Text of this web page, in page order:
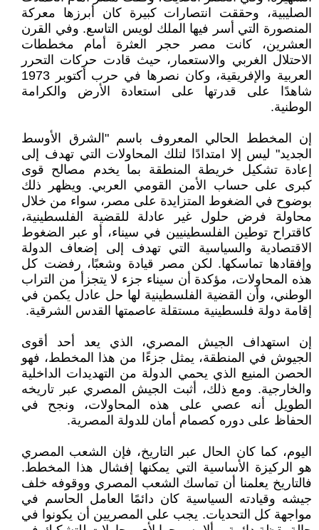
الصليبية، وحققت انتصارات كبيرة كان أبرزها معركة
المنصورة التي أسر فيها الملك لويس التاسع. وفي القرن
العشرين، كانت مصر حجر العثرة أمام مخططات
الاحتلال الغربي والاستعمار، حيث قادت حركات التحرر
العربية والإفريقية، وكان نصرها في حرب أكتوبر 1973
شاهدًا على قدرتها على استعادة الأرض والكرامة
الوطنية.
إن المخطط الحالي المعروف باسم "الشرق الأوسط
الجديد" ليس إلا امتدادًا لتلك المحاولات التي تهدف إلى
إعادة تشكيل خريطة المنطقة بما يخدم مصالح قوى
كبرى على حساب الأمن القومي العربي. ويظهر ذلك
بوضوح في الضغوط المتزايدة على مصر، سواء من خلال
محاولة فرض حلول غير عادلة للقضية الفلسطينية،
كاقتراح توطين الفلسطينيين في سيناء، أو عبر الضغوط
الاقتصادية والسياسية التي تهدف إلى إضعاف الدولة
وإفقادها تماسكها. لكن مصر قيادة وشعبًا، رفضت كل
هذه المحاولات، مؤكدة أن سيناء جزء لا يتجزأ من التراب
الوطني، وأن القضية الفلسطينية لها حل عادل يكمن في
إقامة دولة فلسطينية مستقلة عاصمتها القدس الشرقية.
إن استهداف الجيش المصري، الذي يعد أحد أقوى
الجيوش في المنطقة، يمثل جزءًا من هذا المخطط، فهو
الحصن المنيع الذي يحمي الدولة من التهديدات الداخلية
والخارجية. ومع ذلك، أثبت الجيش المصري عبر تاريخه
الطويل أنه عصي على هذه المحاولات، ونجح في
الحفاظ على دوره كصمام أمان للدولة المصرية.
اليوم، كما كان الحال عبر التاريخ، فإن الشعب المصري
هو الركيزة الأساسية التي يمكنها إفشال هذا المخطط.
فالتاريخ يعلمنا أن تماسك الشعب المصري ووقوفه خلف
جيشه وقيادته السياسية كان دائمًا العامل الحاسم في
مواجهة كل التحديات. يجب على المصريين أن يكونوا في